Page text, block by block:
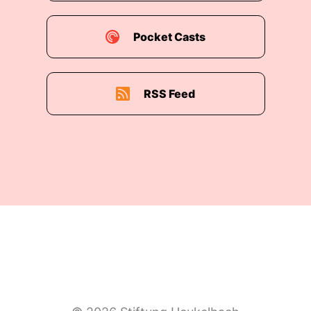
00:01:32: Phil is'n auch bei Mike.
00:01:33: Wir sollten ausrichten dass er heute
ein bisschen später kommt.
00:01:36: Er und Toni sind noch beschäftigt.
Pocket Casts
RSS Feed